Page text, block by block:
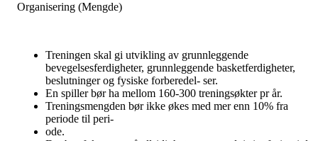
Organisering (Mengde)
Treningen skal gi utvikling av grunnleggende
bevegelsesferdigheter, grunnleggende basketferdigheter,
beslutninger og fysiske forberedel- ser.
En spiller bør ha mellom 160-300 treningsøkter pr år.
Treningsmengden bør ikke økes med mer enn 10% fra
periode til peri-
ode.